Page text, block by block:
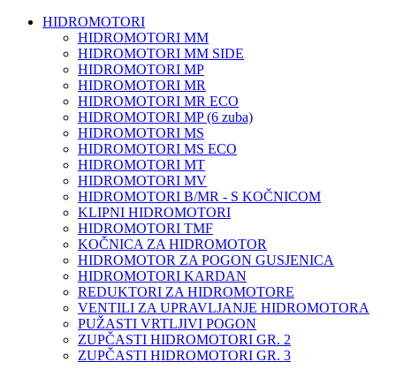
HIDROMOTORI
HIDROMOTORI MM
HIDROMOTORI MM SIDE
HIDROMOTORI MP
HIDROMOTORI MR
HIDROMOTORI MR ECO
HIDROMOTORI MP (6 zuba)
HIDROMOTORI MS
HIDROMOTORI MS ECO
HIDROMOTORI MT
HIDROMOTORI MV
HIDROMOTORI B/MR - S KOČNICOM
KLIPNI HIDROMOTORI
HIDROMOTORI TMF
KOČNICA ZA HIDROMOTOR
HIDROMOTOR ZA POGON GUSJENICA
HIDROMOTORI KARDAN
REDUKTORI ZA HIDROMOTORE
VENTILI ZA UPRAVLJANJE HIDROMOTORA
PUŽASTI VRTLJIVI POGON
ZUPČASTI HIDROMOTORI GR. 2
ZUPČASTI HIDROMOTORI GR. 3